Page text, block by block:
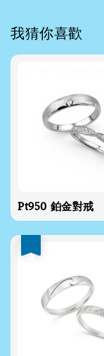
我猜你喜歡
Pt950 鉑金對戒